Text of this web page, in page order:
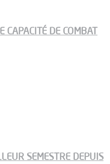
CAPACITÉ DE COMBAT
SEMESTRE DEPUIS